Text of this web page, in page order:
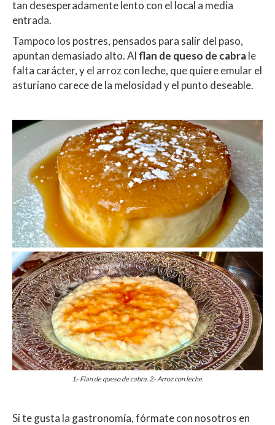
tan desesperadamente lento con el local a media
entrada.
Tampoco los postres, pensados para salir del paso,
apuntan demasiado alto. Al flan de queso de cabrale
falta carácter, y el arroz con leche, que quiere emular el
asturiano carece de la melosidad y el punto deseable.
1.- Flan de queso de cabra. 2.- Arroz con leche.
Si te gusta la gastronomía, fórmate con nosotros en